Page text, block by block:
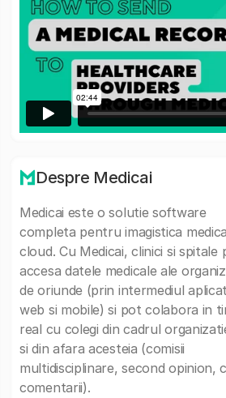
Despre Medicai
Medicai este o solutie software
completa pentru imagistica
cloud. Cu Medicai, clinici si spitale
accesa datele medicale ale
de oriunde (prin intermediul
web si mobile) si pot colabora in
real cu colegi din cadrul
si din afara acesteia (comisii
multidisciplinare, second opinion,
comentarii).